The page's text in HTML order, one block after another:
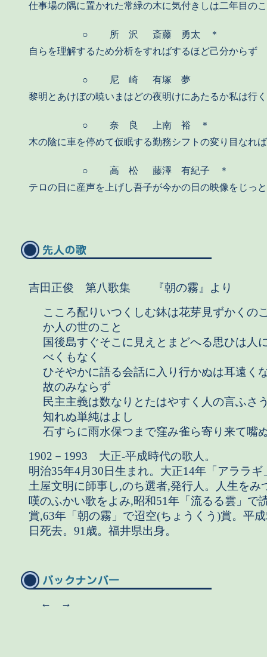
仕事場の隅に置かれた常緑の木に気付きしは二年目の
○ 所 沢
斎藤 勇太 ＊
自らを理解するため分析をすればするほど己分からず
○ 尼 崎
有塚 夢
黎明とあけぼの暁いまはどの夜明けにあたるか私は行く
○ 奈 良
上南 裕 ＊
木の陰に車を停めて仮眠する勤務シフトの変り目なれば
○ 高 松
藤澤 有紀子 ＊
テロの日に産声を上げし吾子が今かの日の映像をじっ
吉田正俊 第八歌集 『朝の霧』より
こころ配りいつくしむ鉢は花芽見ずかくの
か人の世のこと
国後島すぐそこに見えとまどへる思ひは人
べくもなく
ひそやかに語る会話に入り行かぬは耳遠く
故のみならず
民主主義は数なりとたはやすく人の言ふさ
知れぬ単純はよし
石すらに雨水保つまで窪み雀ら寄り来て嘴
1902－1993 大正-平成時代の歌人。
明治35年4月30日生まれ。大正14年「アララギ
土屋文明に師事し,のち選者,発行人。人生をみ
嘆のふかい歌をよみ,昭和51年「流るる雲」で
賞,63年「朝の霧」で迢空(ちょうくう)賞。平
日死去。91歳。福井県出身。
← →